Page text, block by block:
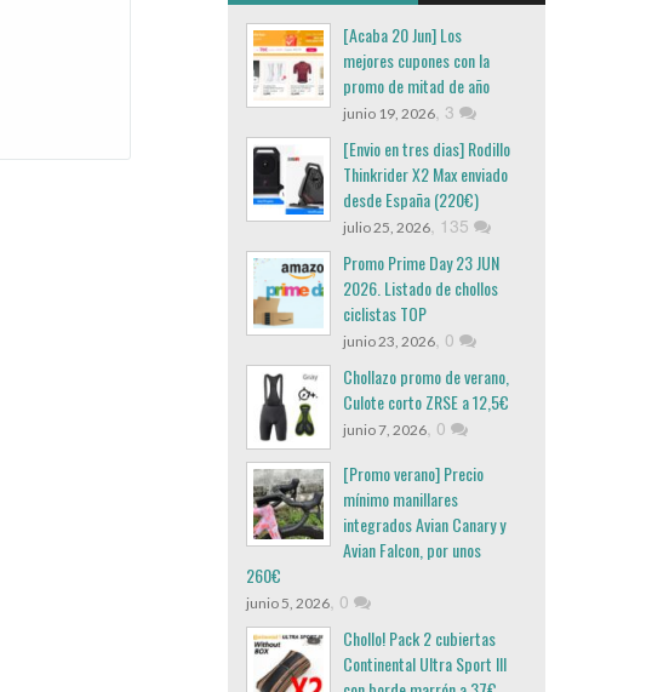
[Acaba 20 Jun] Los
mejores cupones con la
promo de mitad de año
junio 19, 2026, 3
[Envio en tres dias] Rodillo
Thinkrider X2 Max enviado
desde España (220€)
julio 25, 2026, 135
Promo Prime Day 23 JUN
2026. Listado de chollos
ciclistas TOP
junio 23, 2026, 0
Chollazo promo de verano,
Culote corto ZRSE a 12,5€
junio 7, 2026, 0
[Promo verano] Precio
mínimo manillares
integrados Avian Canary y
Avian Falcon, por unos
260€
junio 5, 2026, 0
Chollo! Pack 2 cubiertas
Continental Ultra Sport III